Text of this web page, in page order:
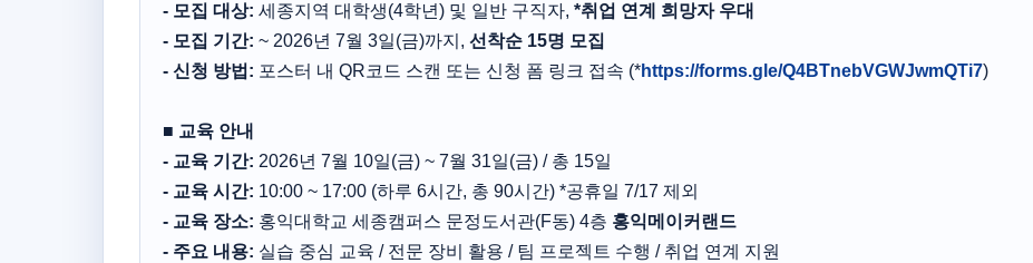
- 모집 대상: 세종지역 대학생(4학년) 및 일반 구직자, *취업 연계 희망자 우대
- 모집 기간: ~ 2026년 7월 3일(금)까지, 선착순 15명 모집
- 신청 방법: 포스터 내 QR코드 스캔 또는 신청 폼 링크 접속 (*https://forms.gle/Q4BTnebVGWJwmQTi7)
■ 교육 안내
- 교육 기간: 2026년 7월 10일(금) ~ 7월 31일(금) / 총 15일
- 교육 시간: 10:00 ~ 17:00 (하루 6시간, 총 90시간) *공휴일 7/17 제외
- 교육 장소: 홍익대학교 세종캠퍼스 문정도서관(F동) 4층 홍익메이커랜드
- 주요 내용: 실습 중심 교육 / 전문 장비 활용 / 팀 프로젝트 수행 / 취업 연계 지원